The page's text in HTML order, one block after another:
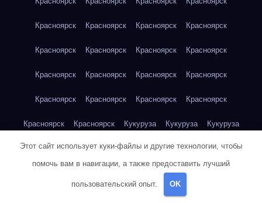
Красноярск Красноярск Красноярск Красноярск
Красноярск Красноярск Красноярск Красноярск
Красноярск Красноярск Красноярск Красноярск
Красноярск Красноярск Красноярск Красноярск
Красноярск Красноярск Кукуруза Кукуруза Кукуруза
Кукуруза Кукуруза Кукуруза Кукуруза Кукуруза
Кукуруза
Куриная грудка
Этот сайт использует куки-файлы и другие технологии, чтобы
помочь вам в навигации, а также предоставить лучший
пользовательский опыт. OK